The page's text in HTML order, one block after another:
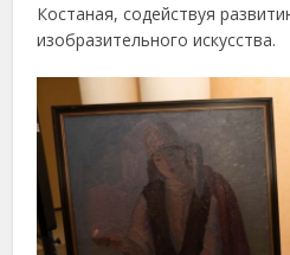
Костаная, содействуя
изобразительного искусства.